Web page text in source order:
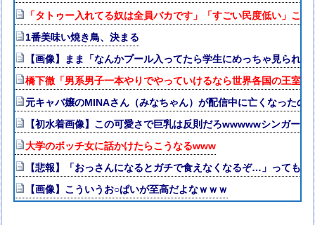
「タトゥー入れてる奴は全員バカです」「すごい民度低い」こ
1番美味い焼き鳥、決まる
【画像】まま「なんかプール入ってたら学生にめっちゃ見られた
橋下徹「男系男子一本やりでやっていけるなら世界各国の王室
元キャバ嬢のMINAさん（みなちゃん）が配信中に亡くなった
【初水着画像】この可愛さで巨乳は反則だろwwwwwシンガー
大学のボッチ女に話かけたらこうなるwww
【悲報】「おっさんになるとガチで食えなくなるぞ…」ってもの
【画像】こういうお○ぱいが至高だよなｗｗｗ